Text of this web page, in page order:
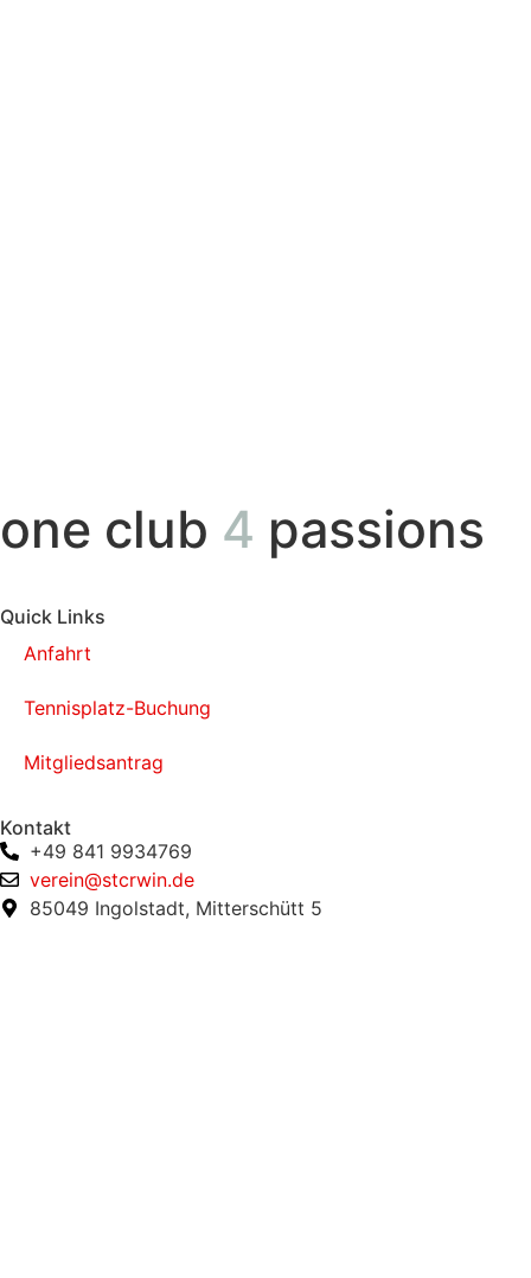
one club 4 passions
Quick Links
Anfahrt
Tennisplatz-Buchung
Mitgliedsantrag
Kontakt
+49 841 9934769
verein@stcrwin.de
85049 Ingolstadt, Mitterschütt 5